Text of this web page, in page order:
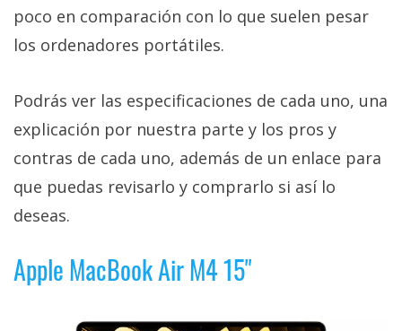
poco en comparación con lo que suelen pesar
los ordenadores portátiles.
Podrás ver las especificaciones de cada uno, una
explicación por nuestra parte y los pros y
contras de cada uno, además de un enlace para
que puedas revisarlo y comprarlo si así lo
deseas.
Apple MacBook Air M4 15"